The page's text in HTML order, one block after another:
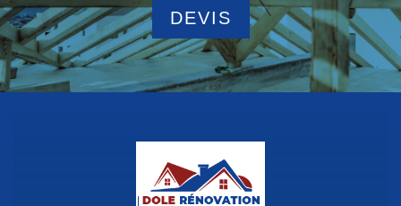
DEVIS